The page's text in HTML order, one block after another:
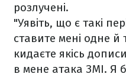
розлучені.
"Уявіть, що є такі
ставите мені одне
кидаєте якісь
в мене атака ЗМІ. Я